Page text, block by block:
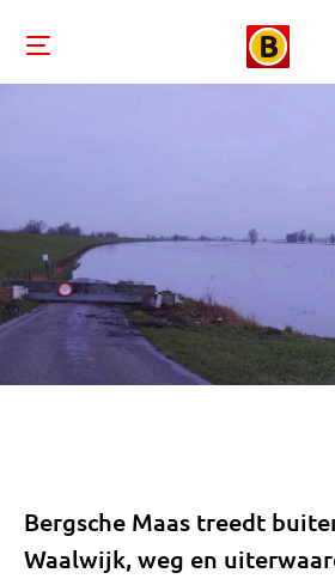
Bergsche Maas treedt
Waalwijk, weg en